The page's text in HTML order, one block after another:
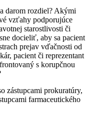
darom rozdiel? Akými
vzťahy podporujúce
starostlivosti či
docieliť, aby sa pacient
prejav vďačnosti od
pacient či reprezentant
s korupčnou
zástupcami prokuratúry,
farmaceutického